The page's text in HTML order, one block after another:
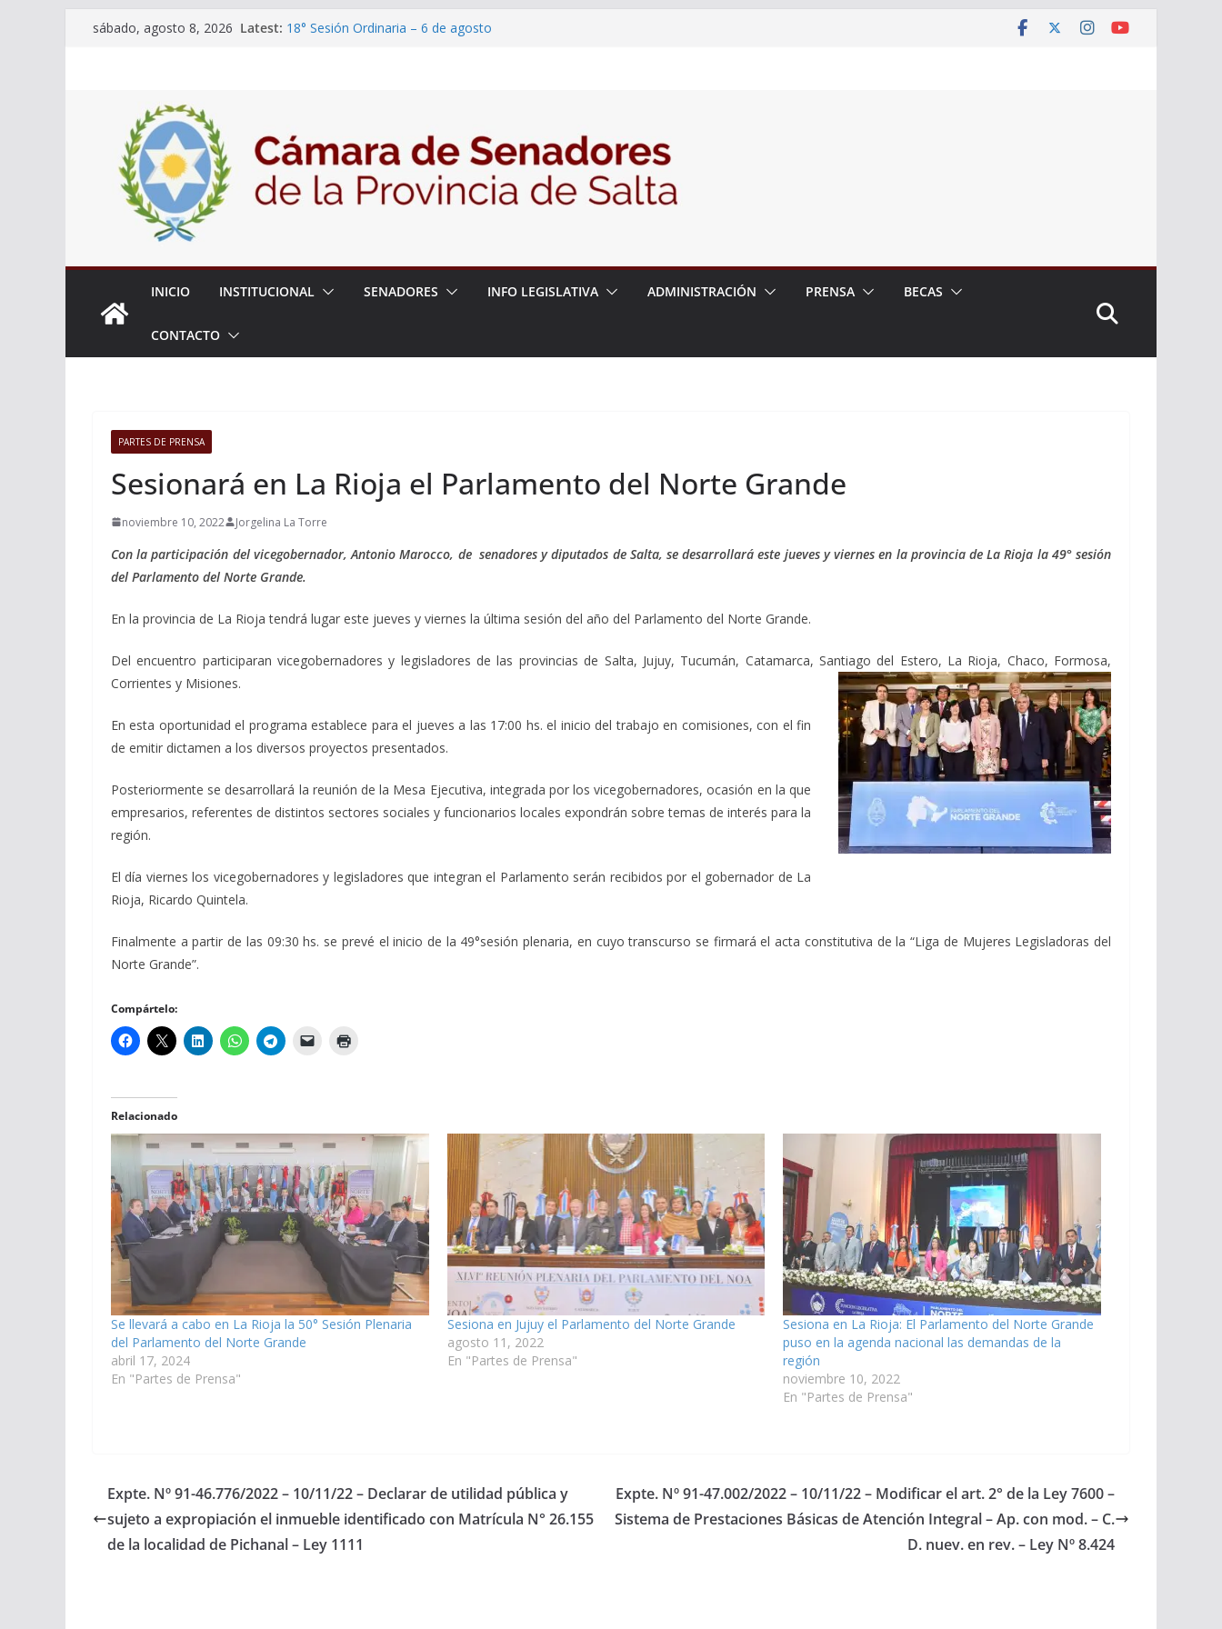
sábado, agosto 8, 2026 Latest: 18° Sesión Ordinaria – 6 de agosto
Expte. Nº 90-34.516/2026 – 06/08/26 – Créase el Ente Salteño
de Protección y Control Vegetal
INICIO INSTITUCIONAL SENADORES INFO LEGISLATIVA ADMINISTRACIÓN PRENSA BECAS
CONTACTO
PARTES DE PRENSA
Sesionará en La Rioja el Parlamento del Norte Grande
noviembre 10, 2022 Jorgelina La Torre
Con la participación del vicegobernador, Antonio Marocco, de senadores y diputados de Salta, se desarrollará este jueves y viernes en la provincia de La Rioja la 49° sesión
del Parlamento del Norte Grande.
En la provincia de La Rioja tendrá lugar este jueves y viernes la última sesión del año del Parlamento del Norte Grande.
Del encuentro participaran vicegobernadores y legisladores de las provincias de Salta, Jujuy, Tucumán, Catamarca, Santiago del Estero, La Rioja, Chaco, Formosa,
Corrientes y Misiones.
En esta oportunidad el programa establece para el jueves a las 17:00 hs. el inicio del trabajo en comisiones, con el fin
de emitir dictamen a los diversos proyectos presentados.
Posteriormente se desarrollará la reunión de la Mesa Ejecutiva, integrada por los vicegobernadores, ocasión en la que
empresarios, referentes de distintos sectores sociales y funcionarios locales expondrán sobre temas de interés para la
región.
El día viernes los vicegobernadores y legisladores que integran el Parlamento serán recibidos por el gobernador de La
Rioja, Ricardo Quintela.
Finalmente a partir de las 09:30 hs. se prevé el inicio de la 49°sesión plenaria, en cuyo transcurso se firmará el acta constitutiva de la “Liga de Mujeres Legisladoras del
Norte Grande”.
Compártelo:
Relacionado
Se llevará a cabo en La Rioja la 50° Sesión Plenaria
del Parlamento del Norte Grande
abril 17, 2024
En "Partes de Prensa"
Sesiona en Jujuy el Parlamento del Norte Grande
agosto 11, 2022
En "Partes de Prensa"
Sesiona en La Rioja: El Parlamento del Norte Grande
puso en la agenda nacional las demandas de la
región
noviembre 10, 2022
En "Partes de Prensa"
Expte. Nº 91-46.776/2022 – 10/11/22 – Declarar de utilidad pública y
sujeto a expropiación el inmueble identificado con Matrícula N° 26.155
de la localidad de Pichanal – Ley 1111
Expte. Nº 91-47.002/2022 – 10/11/22 – Modificar el art. 2° de la Ley 7600 –
Sistema de Prestaciones Básicas de Atención Integral – Ap. con mod. – C.
D. nuev. en rev. – Ley Nº 8.424